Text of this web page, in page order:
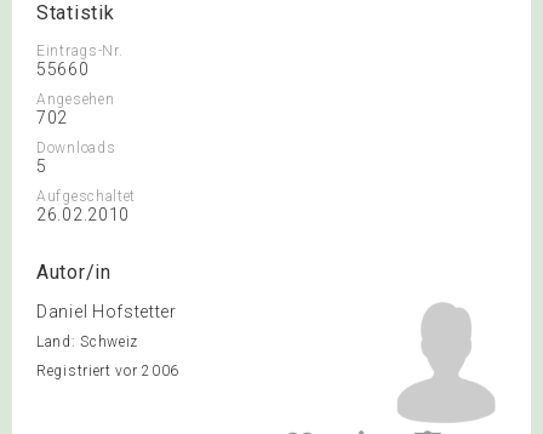
Statistik
Eintrags-Nr.
55660
Angesehen
702
Downloads
5
Aufgeschaltet
26.02.2010
Autor/in
Daniel Hofstetter
Land: Schweiz
Registriert vor 2006